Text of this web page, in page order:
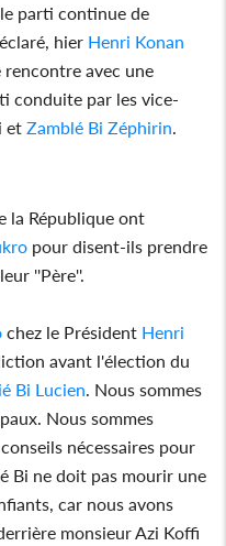
parti continue de
hier Henri Konan
rencontre avec une
conduite par les vice-
etZamblé Bi Zéphirin
la République ont
pour disent-ils prendre
''Père''.
chez le Président Henri
avant l'élection du
Bi Lucien . Nous sommes
Nous sommes
nécessaires pour
Bi ne doit pas mourir une
car nous avons
monsieur Azi Koffi